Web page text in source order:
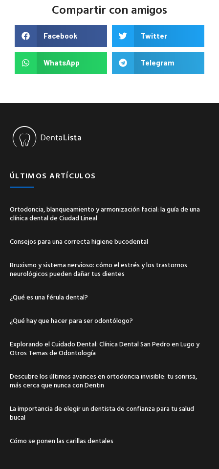
Compartir con amigos
Facebook Twitter
WhatsApp Telegram
ÚLTIMOS ARTÍCULOS
Ortodoncia, blanqueamiento y armonización facial: la guía de una
clínica dental de Ciudad Lineal
Consejos para una correcta higiene bucodental
Bruxismo y sistema nervioso: cómo el estrés y los trastornos
neurológicos pueden dañar tus dientes
¿Qué es una férula dental?
¿Qué hay que hacer para ser odontólogo?
Explorando el Cuidado Dental: Clínica Dental San Pedro en Lugo y
Otros Temas de Odontología
Descubre los últimos avances en ortodoncia invisible: tu sonrisa,
más cerca que nunca con Dentin
La importancia de elegir un dentista de confianza para tu salud
bucal
Cómo se ponen las carillas dentales